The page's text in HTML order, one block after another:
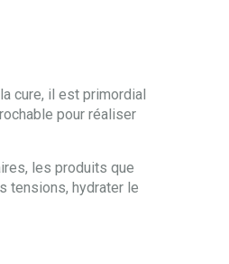
cure, il est primordial
pour réaliser
les produits que
tensions, hydrater le